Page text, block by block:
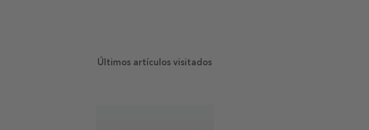
Últimos artículos visitados